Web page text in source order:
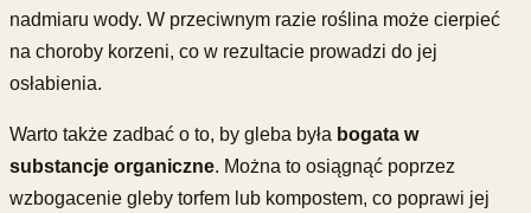
nadmiaru wody. W przeciwnym razie roślina może cierpieć
na choroby korzeni, co w rezultacie prowadzi do jej
osłabienia.
Warto także zadbać o to, by gleba była bogata w
substancje organiczne. Można to osiągnąć poprzez
wzbogacenie gleby torfem lub kompostem, co poprawi jej